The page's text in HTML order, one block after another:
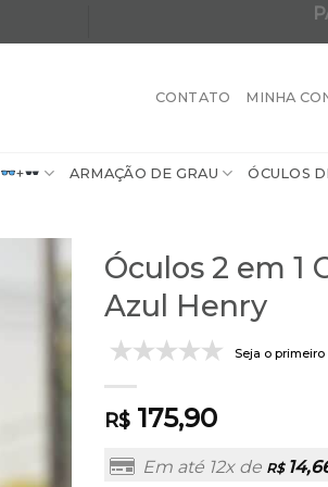
CONTATO MINHA
+ ARMAÇÃO DE GRAU ÓCULOS
Óculos 2 em 1
Azul Henry
Seja o
R$ 175,90
Em até 12x de R$